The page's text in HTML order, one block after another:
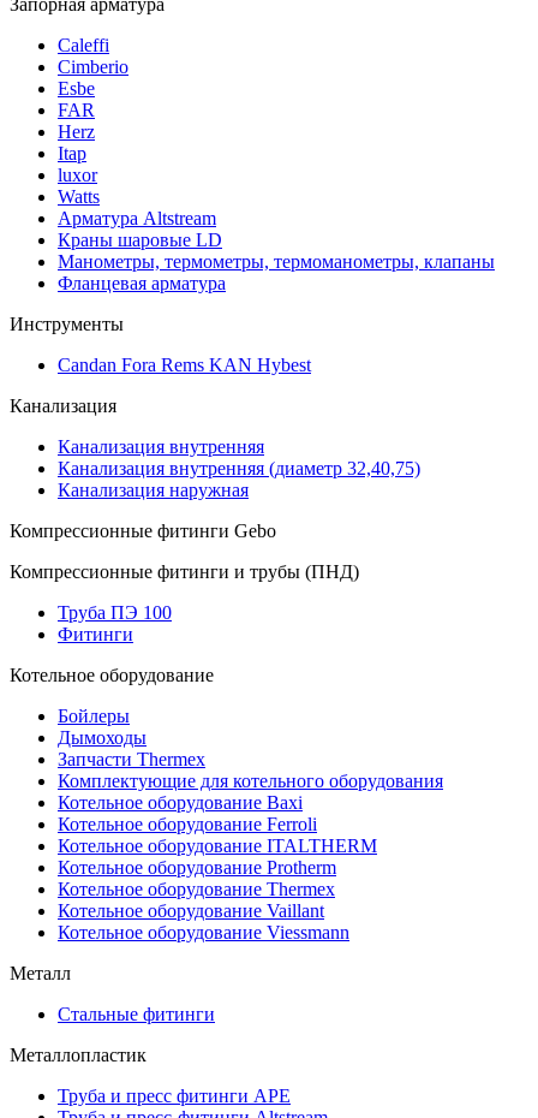
Caleffi
Cimberio
Esbe
FAR
Herz
Itap
luxor
Watts
Арматура Altstream
Краны шаровые LD
Манометры, термометры, термоманометры, клапаны
Фланцевая арматура
Инструменты
Candan Fora Rems KAN Hybest
Канализация
Канализация внутренняя
Канализация внутренняя (диаметр 32,40,75)
Канализация наружная
Компрессионные фитинги Gebo
Компрессионные фитинги и трубы (ПНД)
Труба ПЭ 100
Фитинги
Котельное оборудование
Бойлеры
Дымоходы
Запчасти Thermex
Комплектующие для котельного оборудования
Котельное оборудование Baxi
Котельное оборудование Ferroli
Котельное оборудование ITALTHERM
Котельное оборудование Protherm
Котельное оборудование Thermex
Котельное оборудование Vaillant
Котельное оборудование Viessmann
Металл
Стальные фитинги
Металлопластик
Труба и пресс фитинги APE